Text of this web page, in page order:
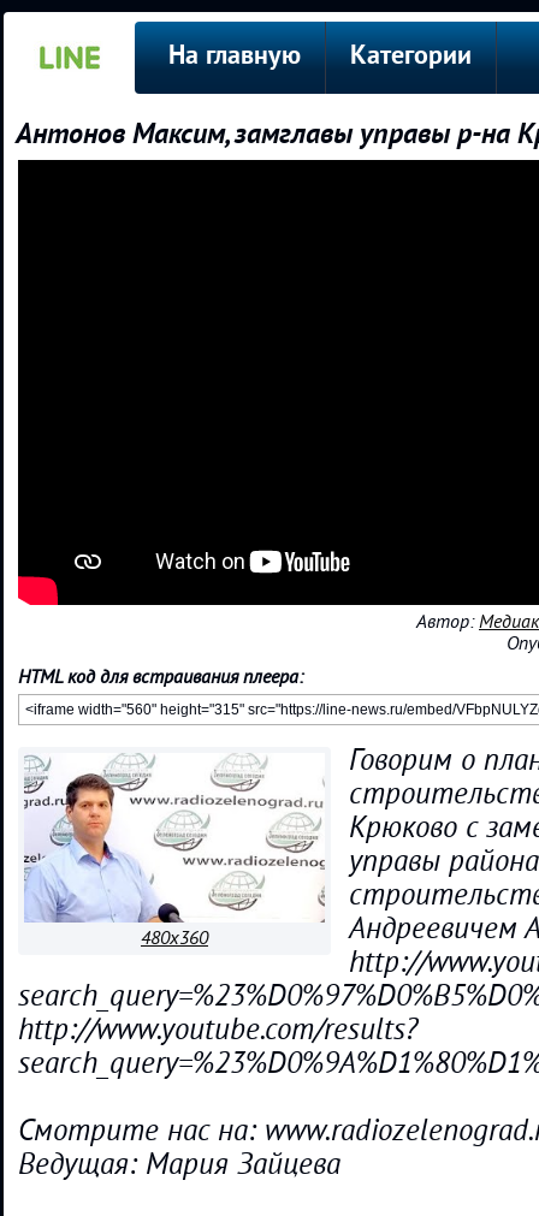
На главную Категории
Антонов Максим, замглавы управы р-на
Автор:
HTML код для встраивания плеера:
480x360
Говорим о
Крюково с
управы
Андреевичем
http://
http://www.youtube.com/results?
Смотрите нас на:
Ведущая: Мария Зайцева